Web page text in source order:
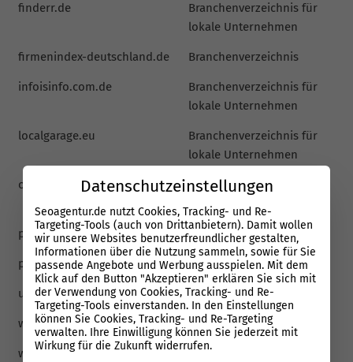
finderr.de
Branchenverzeichnis für
lokale Unternehmen
firmenindex-deutschland.de Branchenverzeichnis
infoisinfo.com.de
Branchenverzeichnis für
lokale Unternehmen
localgarage.eu
Branchenverzeichnis für
lokale Unternehmen
oeffnungszeitenbuch.de
Brachenverzeichnis mit
Fokus auf Öffnungszeiten
perspektive-mittelstand.de Branchenverzeichnis
portalderwirtschaft.de Branchenverzeichnis
unternehmensauskunft.com Branchenverzeichnis
webwiki.de Nutzerbewertungen
werkenntdenbesten.de Bewertungsplattform für
Datenschutzeinstellungen
Seoagentur.de nutzt Cookies, Tracking- und Re-
Targeting-Tools (auch von Drittanbietern). Damit wollen
wir unsere Websites benutzerfreundlicher gestalten,
Informationen über die Nutzung sammeln, sowie für Sie
passende Angebote und Werbung ausspielen. Mit dem
Klick auf den Button "Akzeptieren" erklären Sie sich mit
der Verwendung von Cookies, Tracking- und Re-
Targeting-Tools einverstanden. In den Einstellungen
können Sie Cookies, Tracking- und Re-Targeting
verwalten. Ihre Einwilligung können Sie jederzeit mit
Wirkung für die Zukunft widerrufen.